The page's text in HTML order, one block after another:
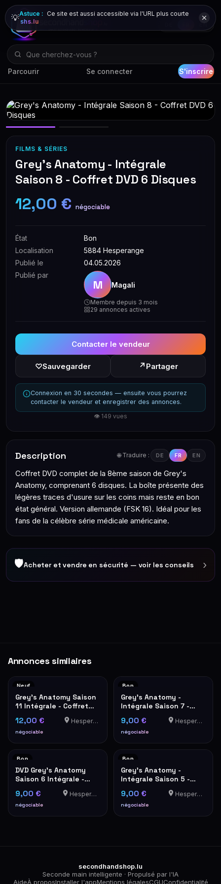
Parcourir Se connecter S'inscrire
💡Astuce : Ce site est aussi accessible via l'URL plus courte
shs.lu
FILMS & SÉRIES
Grey's Anatomy - Intégrale
Saison 8 - Coffret DVD 6 Disques
12,00 € négociable
État
Bon
Localisation
5884 Hesperange
Publié le
04.05.2026
Publié par
M Magali
Membre depuis 3 mois
29 annonces actives
Contacter le vendeur
♡Sauvegarder ↗ Partager
Connexion en 30 secondes — ensuite vous pourrez
contacter le vendeur et enregistrer des annonces.
👁 149 vues
Description 🌐 Traduire : DE FR EN
Coffret DVD complet de la 8ème saison de Grey's
Anatomy, comprenant 6 disques. La boîte présente des
légères traces d'usure sur les coins mais reste en bon
état général. Version allemande (FSK 16). Idéal pour les
fans de la célèbre série médicale américaine.
🛡Acheter et vendre en sécurité — voir les conseils ›
Annonces similaires
Neuf
Grey's Anatomy Saison
11 Intégrale - Coffret
12,00 €
négociable
Hesperange
Bon
Grey's Anatomy -
Intégrale Saison 7 -
9,00 €
négociable
Hesperange
Bon
DVD Grey's Anatomy
Saison 6 Intégrale -
Coffret 6 Disques
9,00 €
négociable
Hesperange
Bon
Grey's Anatomy -
Intégrale Saison 5 -
Coffret DVD 7 disques
9,00 €
négociable
Hesperange
secondhandshop.lu
Seconde main intelligente · Propulsé par l'IA
AideÀ proposInstaller l'appMentions légalesCGUConfidentialité